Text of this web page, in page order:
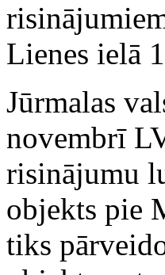
Lienes ielā
Jūrmalas
novembrī
risinājumu
objekts pie
tiks